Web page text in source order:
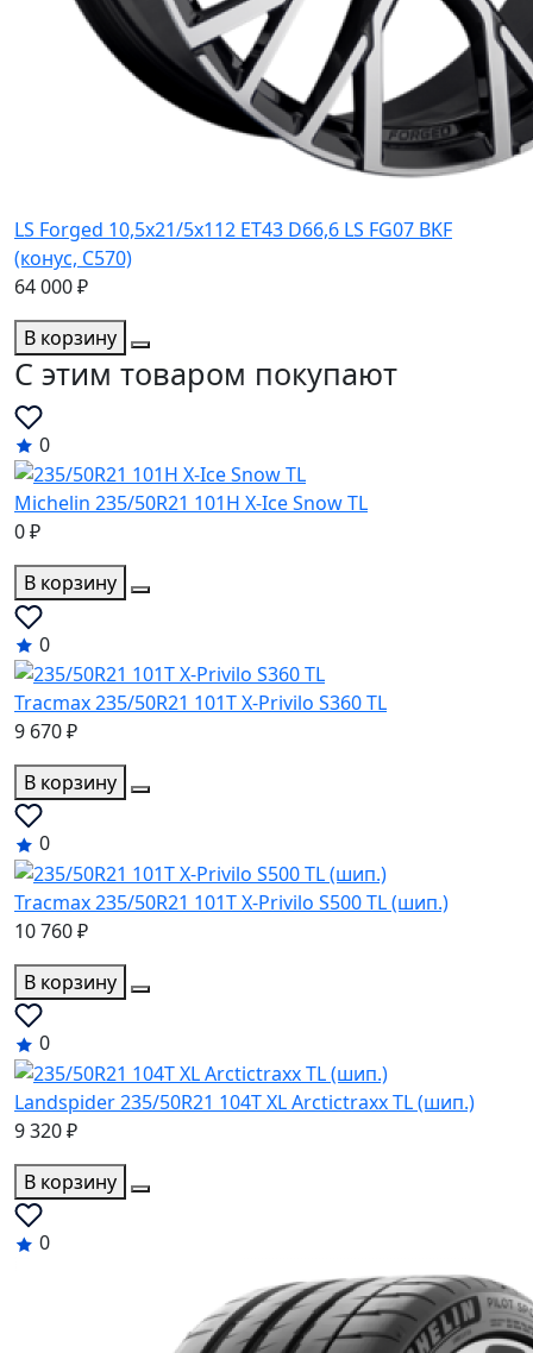
LS Forged 10,5x21/5x112 ET43 D66,6 LS FG07 BKF
(конус, C570)
64 000 ₽
В корзину
C этим товаром покупают
0
Michelin 235/50R21 101H X-Ice Snow TL
0 ₽
В корзину
0
Tracmax 235/50R21 101T X-Privilo S360 TL
9 670 ₽
В корзину
0
Tracmax 235/50R21 101T X-Privilo S500 TL (шип.)
10 760 ₽
В корзину
0
Landspider 235/50R21 104T XL Arctictraxx TL (шип.)
9 320 ₽
В корзину
0